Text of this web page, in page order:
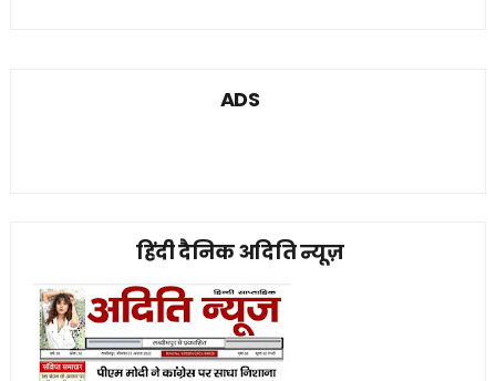
ADS
हिंदी दैनिक अदिति न्यूज़